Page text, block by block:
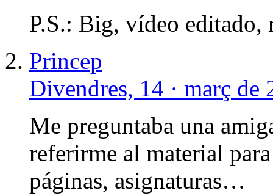
P.S.: Big, vídeo editado,
Princep
Divendres, 14 · març de
Me preguntaba una
referirme al material
páginas, asignaturas…